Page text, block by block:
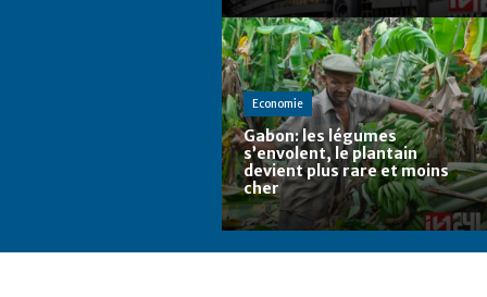
Economie
Gabon: les légumes
s’envolent, le plantain
devient plus rare et moins
cher